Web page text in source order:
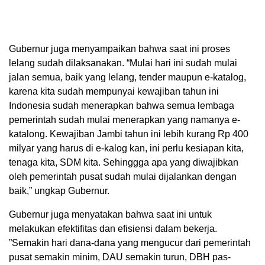
Gubernur juga menyampaikan bahwa saat ini proses
lelang sudah dilaksanakan. “Mulai hari ini sudah mulai
jalan semua, baik yang lelang, tender maupun e-katalog,
karena kita sudah mempunyai kewajiban tahun ini
Indonesia sudah menerapkan bahwa semua lembaga
pemerintah sudah mulai menerapkan yang namanya e-
katalong. Kewajiban Jambi tahun ini lebih kurang Rp 400
milyar yang harus di e-kalog kan, ini perlu kesiapan kita,
tenaga kita, SDM kita. Sehinggga apa yang diwajibkan
oleh pemerintah pusat sudah mulai dijalankan dengan
baik,” ungkap Gubernur.
Gubernur juga menyatakan bahwa saat ini untuk
melakukan efektifitas dan efisiensi dalam bekerja.
”Semakin hari dana-dana yang mengucur dari pemerintah
pusat semakin minim, DAU semakin turun, DBH pas-